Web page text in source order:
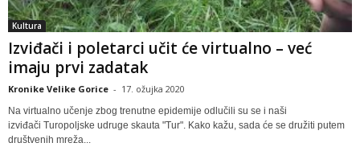
Kultura
Izviđači i poletarci učit će virtualno – već
imaju prvi zadatak
Kronike Velike Gorice - 17. ožujka 2020
Na virtualno učenje zbog trenutne epidemije odlučili su se i naši
izviđači Turopoljske udruge skauta "Tur". Kako kažu, sada će se družiti putem
društvenih mreža...